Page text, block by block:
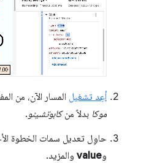
أعِد تشغيل المسار الآن، من
موكا بدلاً منكابوتشينو.
حاوِل تعديل سمات الخطوة
وvalue والمزيد.